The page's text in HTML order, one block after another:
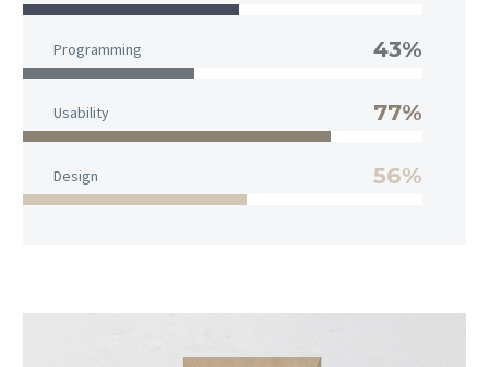
Programming 43%
Usability 77%
Design 56%